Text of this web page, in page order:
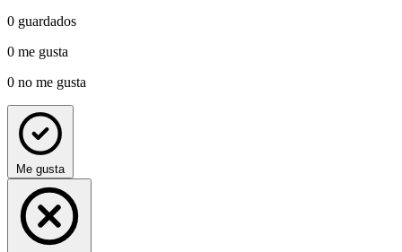
0 guardados
0 me gusta
0 no me gusta
Me gusta